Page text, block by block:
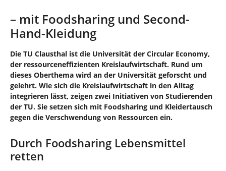
e
:
– mit Foodsharing und Second-
Hand-Kleidung
Die TU Clausthal ist die Universität der Circular Economy,
der ressourceneffizienten Kreislaufwirtschaft. Rund um
dieses Oberthema wird an der Universität geforscht und
gelehrt. Wie sich die Kreislaufwirtschaft in den Alltag
integrieren lässt, zeigen zwei Initiativen von Studierenden
der TU. Sie setzen sich mit Foodsharing und Kleidertausch
gegen die Verschwendung von Ressourcen ein.
Durch Foodsharing Lebensmittel
retten